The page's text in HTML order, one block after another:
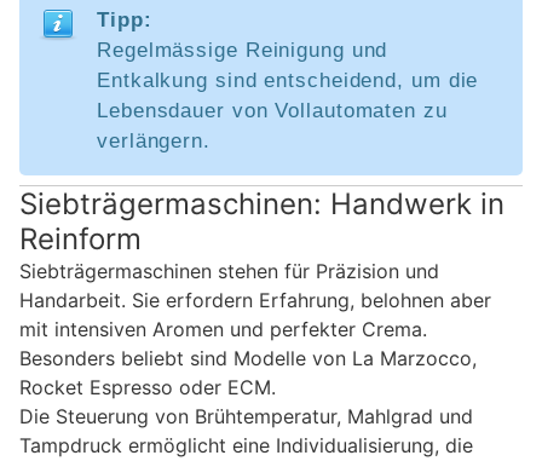
Tipp:
Regelmässige Reinigung und
Entkalkung sind entscheidend, um die
Lebensdauer von Vollautomaten zu
verlängern.
Siebträgermaschinen: Handwerk in
Reinform
Siebträgermaschinen stehen für Präzision und
Handarbeit. Sie erfordern Erfahrung, belohnen aber
mit intensiven Aromen und perfekter Crema.
Besonders beliebt sind Modelle von La Marzocco,
Rocket Espresso oder ECM.
Die Steuerung von Brühtemperatur, Mahlgrad und
Tampdruck ermöglicht eine Individualisierung, die